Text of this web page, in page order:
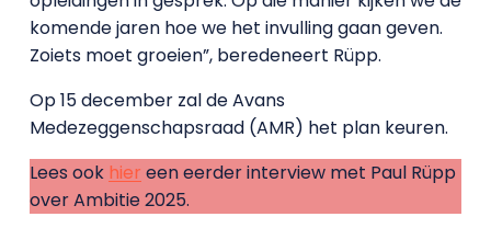
komende jaren hoe we het invulling gaan geven.
Zoiets moet groeien”, beredeneert Rüpp.
Op 15 december zal de Avans
Medezeggenschapsraad (AMR) het plan keuren.
Lees ook hier een eerder interview met Paul Rüpp
over Ambitie 2025.